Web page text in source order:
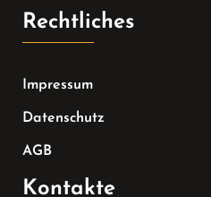
Rechtliches
Impressum
Datenschutz
AGB
Kontakte